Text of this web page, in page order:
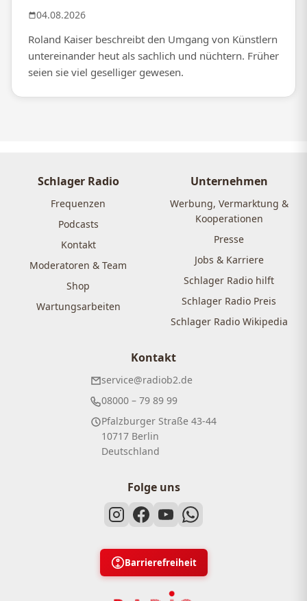
04.08.2026
Roland Kaiser beschreibt den Umgang von Künstlern
untereinander heut als sachlich und nüchtern. Früher
seien sie viel geselliger gewesen.
Schlager Radio
Frequenzen
Podcasts
Kontakt
Moderatoren & Team
Shop
Wartungsarbeiten
Unternehmen
Werbung, Vermarktung &
Kooperationen
Presse
Jobs & Karriere
Schlager Radio hilft
Schlager Radio Preis
Schlager Radio Wikipedia
Kontakt
service@radiob2.de
08000 – 79 89 99
Pfalzburger Straße 43-44
10717 Berlin
Deutschland
Folge uns
Barrierefreiheit